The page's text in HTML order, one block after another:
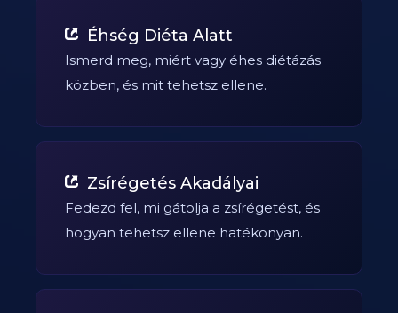
Éhség Diéta Alatt
Ismerd meg, miért vagy éhes diétázás
közben, és mit tehetsz ellene.
Zsírégetés Akadályai
Fedezd fel, mi gátolja a zsírégetést, és
hogyan tehetsz ellene hatékonyan.